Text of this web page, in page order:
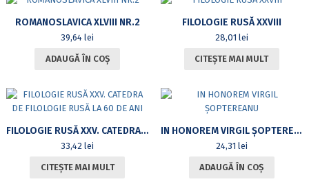
ROMANOSLAVICA XLVIII NR.2
39,64lei
ADAUGĂ ÎN COȘ
FILOLOGIE RUSĂ XXVIII
28,01 lei
CITEȘTE MAI MULT
FILOLOGIE RUSĂ XXV. CATEDRA DE FILOLOGIE RUSĂ LA 60 DE ANI
33,42lei
CITEȘTE MAI MULT
IN HONOREM VIRGIL ȘOPTEREANU
24,31 lei
ADAUGĂ ÎN COȘ